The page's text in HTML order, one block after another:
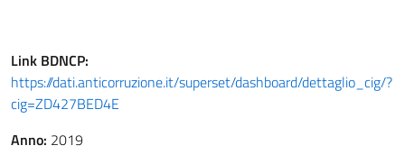
Link BDNCP:
https://dati.anticorruzione.it/superset/dashboard/dettaglio_cig/?
cig=ZD427BED4E
Anno: 2019